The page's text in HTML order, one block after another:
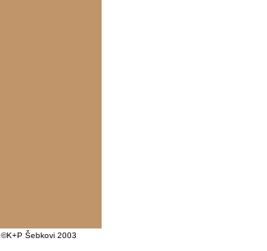
©K+P Šebkovi 2003